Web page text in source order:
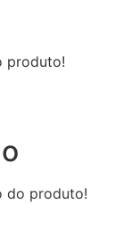
produto!
do produto!